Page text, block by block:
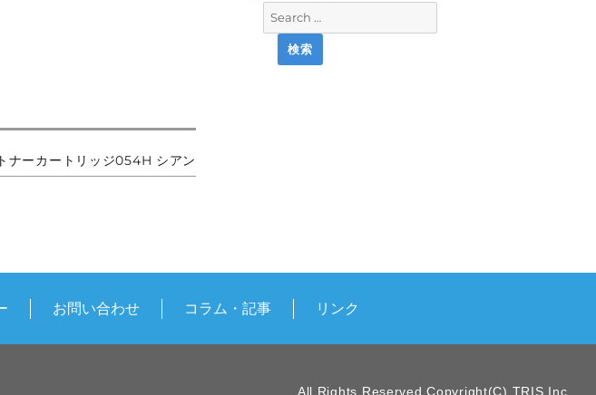
ナーカートリッジ054H シアン
お問い合わせ コラム・記事 リンク
All Rights Reserved,Copyright(C) TRIS.Inc.